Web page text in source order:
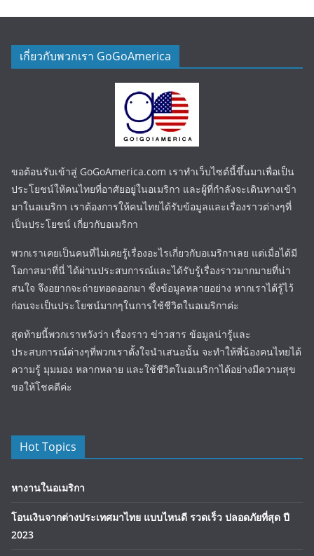
เกี่ยวกับพวกเรา GoGoAmerica
ขอต้อนรับเข้าสู่ GoGoAmerica.com เราทำเว็บไซต์นี้ขึ้นมาเพื่อเป็น
ประโยชน์ให้คนไทยที่อาศัยอยู่ในอเมริกา และผู้ที่กำลังจะเดินทางเข้า
มาในอเมริกา เราต้องการให้คนไทยได้รับข้อมูลและเรื่องราวต่างๆที่
เป็นประโยชน์ เกี่ยวกับอเมริกา
พวกเราเคยเป็นคนที่ไม่เคยรู้เรื่องอะไรเกี่ยวกับอเมริกาเลย แต่เมื่อได้มี
โอกาสมาที่นี่ ได้ผ่านประสบการณ์และได้รับรู้เรื่องราวมากมายที่น่า
สนใจ จึงอยากจะถ่ายทอดออกมา ซึ่งข้อมูลหลายอย่าง หากเราได้รู้ไว้
ก่อนจะเป็นประโยชน์มากๆในการใช้ชีวิตในอเมริกาค่ะ
สุดท้ายนี้พวกเราหวังว่า เรื่องราว ข่าวสาร ข้อมูลน่ารู้และ
ประสบการณ์ต่างๆที่พวกเราตั้งใจนำเสนอนั้น จะทำให้พี่น้องคนไทยได้
ความรู้ มุมมอง หลากหลาย และใช้ชีวิตในอเมริกาได้อย่างมีความสุข
ขอให้โชคดีค่ะ
Hot Topics
หางานในอเมริกา
โอนเงินจากต่างประเทศมาไทย แบบไหนดี รวดเร็ว ปลอดภัยที่สุด ปี
2023